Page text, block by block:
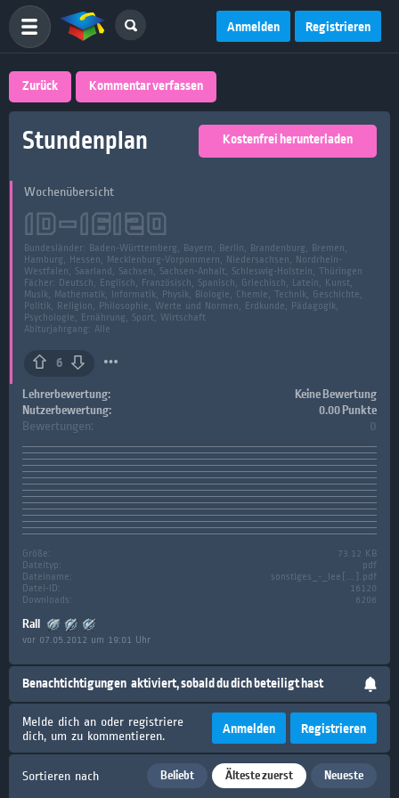
Anmelden Registrieren
Zurück Kommentar verfassen
Stundenplan Kostenfrei herunterladen
Lehrerbewertung:
Keine Bewertung
Nutzerbewertung:
0.00 Punkte
Bewertungen: 0
Größe:
73.12 KB
Dateityp:
pdf
Dateiname:
sonstiges_-_lee[...].pdf
Datei-ID:
16120
Downloads:
6206
Rall
vor 07.05.2012 um 19:01 Uhr
Wochenübersicht
ID-16120
Bundesländer: Baden-Württemberg, Bayern, Berlin, Brandenburg, Bremen,
Hamburg, Hessen, Mecklenburg-Vorpommern, Niedersachsen, Nordrhein-
Westfalen, Saarland, Sachsen, Sachsen-Anhalt, Schleswig-Holstein, Thüringen
Fächer: Deutsch, Englisch, Französisch, Spanisch, Griechisch, Latein, Kunst,
Musik, Mathematik, Informatik, Physik, Biologie, Chemie, Technik, Geschichte,
Politik, Religion, Philosophie, Werte und Normen, Erdkunde, Pädagogik,
Psychologie, Ernährung, Sport, Wirtschaft
Abiturjahrgang: Alle
6
Benachtichtigungen aktiviert, sobald du dich beteiligt hast
Melde dich an oder registriere
dich, um zu kommentieren.
Anmelden Registrieren
Sortieren nach Beliebt Älteste zuerst Neueste